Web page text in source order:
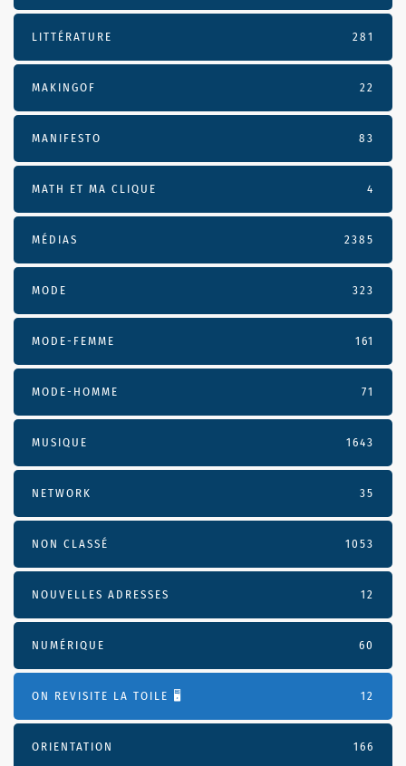
LITTÉRATURE 281
MAKINGOF 22
MANIFESTO 83
MATH ET MA CLIQUE 4
MÉDIAS 2385
MODE 323
MODE-FEMME 161
MODE-HOMME 71
MUSIQUE 1643
NETWORK 35
NON CLASSÉ 1053
NOUVELLES ADRESSES 12
NUMÉRIQUE 60
ON REVISITE LA TOILE 🖥️ 12
ORIENTATION 166